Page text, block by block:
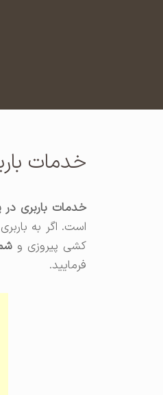
خدمات
خدمات باربری در
است. اگر به
کشی پیروزی و
فرمایید.